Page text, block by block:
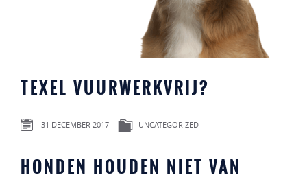
TEXEL VUURWERKVRIJ?
31 DECEMBER 2017 UNCATEGORIZED
HONDEN HOUDEN NIET VAN